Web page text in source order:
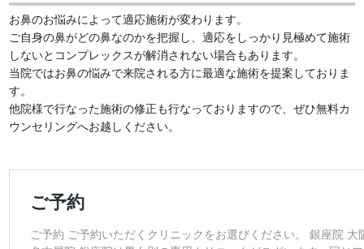
お鼻のお悩みによって適応施術が変わります。
ご自身の鼻がどの鼻なのかを把握し、適応をしっかり見極めて施術
しないとコンプレックスが解消されない場合もあります。
当院ではお鼻の悩みで来院される方に最適な施術を提案しておりま
す。
他院様で行なった施術の修正も行なっておりますので、ぜひ無料カ
ウンセリングへお越しください。